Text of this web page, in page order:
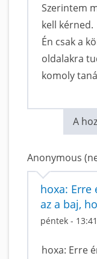
Szerintem
kell kérned.
Én csak a
oldalakra
komoly
A
Anonymous
hoxa:
az a baj,
péntek - 13:41
hoxa: Erre